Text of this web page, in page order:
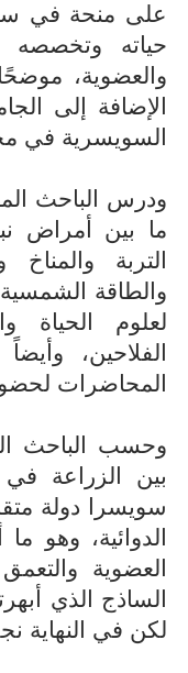
على منحة في
حياته وتخصصه
والعضوية،
الإضافة إلى
السويسرية في
ما بين أمراض
التربة
والطاقة
لعلوم الحياة
الفلاحين،
المحاضرات
بين الزراعة
سويسرا دولة
الدوائية، وهو
العضوية
الساذج الذي
لكن في